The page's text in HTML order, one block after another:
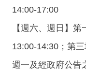
14:00-17:00
【週六、週日】
13:00-14:30；第
週一及經政府公告